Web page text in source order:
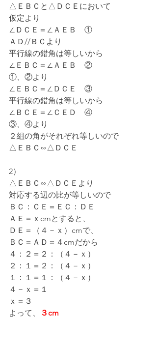
△ＥＢＣと△ＤＣＥにおいて
仮定より
∠ＤＣＥ＝∠ＡＥＢ　①
ＡＤ//ＢＣより
平行線の錯角は等しいから
∠ＥＢＣ＝∠ＡＥＢ　②
①、②より
∠ＥＢＣ＝∠ＤＣＥ　③
平行線の錯角は等しいから
∠ＢＣＥ＝∠ＣＥＤ　④
③、④より
２組の角がそれぞれ等しいので
△ＥＢＣ∽△ＤＣＥ
2）
△ＥＢＣ∽△ＤＣＥより
対応する辺の比が等しいので
ＢＣ：ＣＥ＝ＥＣ：ＤＥ
ＡＥ＝ｘcmとすると、
ＤＥ＝（４－ｘ）cmで、
ＢＣ＝ＡＤ＝４cmだから
４：２＝２：（４－ｘ）
２：１＝２：（４－ｘ）
１：１＝１：（４－ｘ）
４－ｘ＝１
ｘ＝３
よって、
３cm